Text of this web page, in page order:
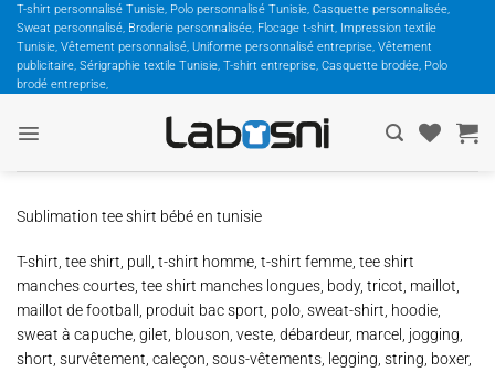
Passer
contenu
T-shirt personnalisé Tunisie, Polo personnalisé Tunisie, Casquette personnalisée,
Sweat personnalisé, Broderie personnalisée, Flocage t-shirt, Impression textile
Tunisie, Vêtement personnalisé, Uniforme personnalisé entreprise, Vêtement
publicitaire, Sérigraphie textile Tunisie, T-shirt entreprise, Casquette brodée, Polo
brodé entreprise,
Sublimation tee shirt bébé en tunisie
T-shirt, tee shirt, pull, t-shirt homme, t-shirt femme, tee shirt
manches courtes, tee shirt manches longues, body, tricot, maillot,
maillot de football, produit bac sport, polo, sweat-shirt, hoodie,
sweat à capuche, gilet, blouson, veste, débardeur, marcel, jogging,
short, survêtement, caleçon, sous-vêtements, legging, string, boxer,